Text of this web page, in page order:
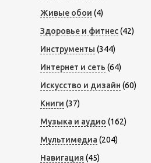
Живые обои (4)
Здоровье и фитнес(42)
Инструменты (344)
Интернет и сеть (64)
Искусство и дизайн (60)
Книги (37)
Музыка и аудио (162)
Мультимедиа (204)
Навигация (45)